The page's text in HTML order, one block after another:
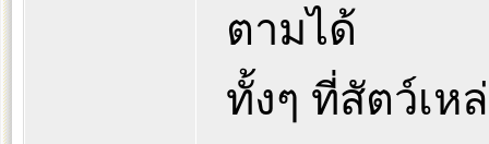
ตามได้
ทั้งๆ ที่สัตว์เห